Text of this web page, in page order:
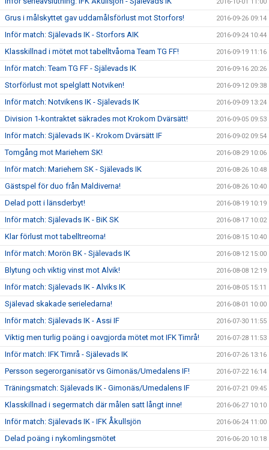
Grus i målskyttet gav uddamålsförlust mot Storfors! 2016-09-26 09:14
Inför match: Själevads IK - Storfors AIK 2016-09-24 10:44
Klasskillnad i mötet mot tabelltvåorna Team TG FF! 2016-09-19 11:16
Inför match: Team TG FF - Själevads IK 2016-09-16 20:26
Storförlust mot spelglatt Notviken! 2016-09-12 09:38
Inför match: Notvikens IK - Själevads IK 2016-09-09 13:24
Division 1-kontraktet säkrades mot Krokom Dvärsätt! 2016-09-05 09:53
Inför match: Själevads IK - Krokom Dvärsätt IF 2016-09-02 09:54
Tomgång mot Mariehem SK! 2016-08-29 10:06
Inför match: Mariehem SK - Själevads IK 2016-08-26 10:48
Gästspel för duo från Maldiverna! 2016-08-26 10:40
Delad pott i länsderbyt! 2016-08-19 10:19
Inför match: Själevads IK - BiK SK 2016-08-17 10:02
Klar förlust mot tabelltreorna! 2016-08-15 10:40
Inför match: Morön BK - Själevads IK 2016-08-12 15:00
Blytung och viktig vinst mot Alvik! 2016-08-08 12:19
Inför match: Själevads IK - Alviks IK 2016-08-05 15:11
Själevad skakade serieledarna! 2016-08-01 10:00
Inför match: Själevads IK - Assi IF 2016-07-30 11:55
Viktig men turlig poäng i oavgjorda mötet mot IFK Timrå! 2016-07-28 11:53
Inför match: IFK Timrå - Själevads IK 2016-07-26 13:16
Persson segerorganisatör vs Gimonäs/Umedalens IF! 2016-07-22 16:14
Träningsmatch: Själevads IK - Gimonäs/Umedalens IF 2016-07-21 09:45
Klasskillnad i segermatch där målen satt långt inne! 2016-06-27 10:10
Inför match: Själevads IK - IFK Åkullsjön 2016-06-24 11:00
Delad poäng i nykomlingsmötet 2016-06-20 10:18